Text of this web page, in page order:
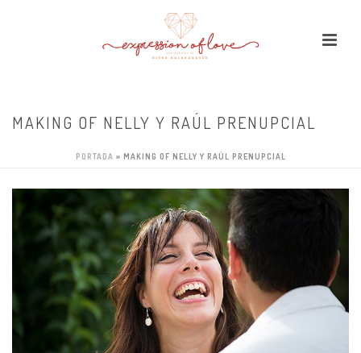
MAKING OF NELLY Y RAÚL PRENUPCIAL
PORTADA » MAKING OF NELLY Y RAÚL PRENUPCIAL